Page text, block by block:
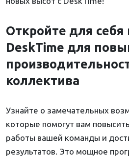
Откройте для
DeskTime для
коллектива
Узнайте о замечательных
которые помогут вам
работы вашей команды и
результатов. Это мощное